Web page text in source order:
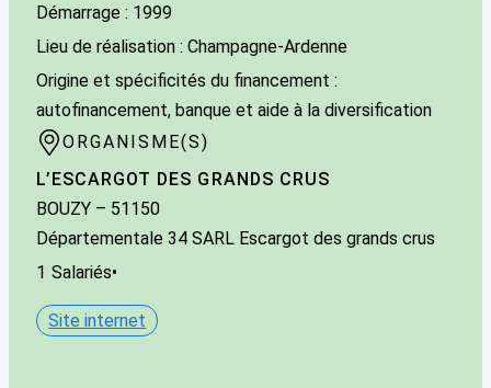
Démarrage : 1999
Lieu de réalisation : Champagne-Ardenne
Origine et spécificités du financement :
autofinancement, banque et aide à la diversification
ORGANISME(S)
L’ESCARGOT DES GRANDS CRUS
BOUZY – 51150
Départementale 34 SARL Escargot des grands crus
1 Salariés•
Site internet